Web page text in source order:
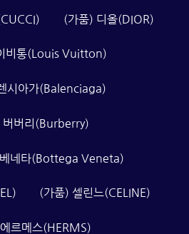
(가품) 디올(DIOR)
비통(Louis Vuitton)
시아가(Balenciaga)
버버리(Burberry)
네타(Bottega Veneta)
(가품) 셀린느(CELINE)
르메스(HERMS)